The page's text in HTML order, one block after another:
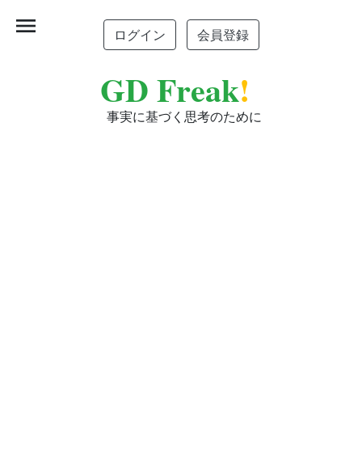
ログイン 会員登録
GD Freak!
事実に基づく思考のために
menu